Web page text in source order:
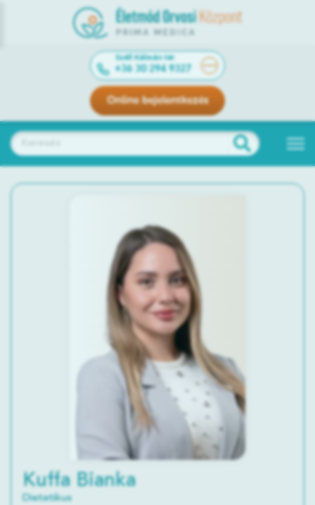
Széll Kálmán tér
+36 30 294 9327
Online bejelentkezés
Kuffa Bianka
Dietetikus